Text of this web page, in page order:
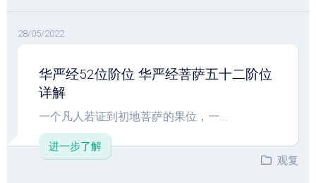
28/05/2022
华严经52位阶位 华严经菩萨五十二阶位
详解
一个凡人若证到初地菩萨的果位，一...
进一步了解
观复